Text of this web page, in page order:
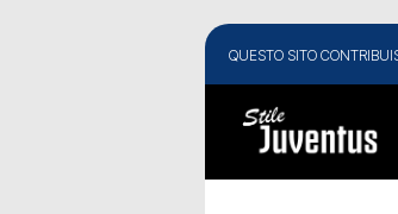
QUESTO SITO